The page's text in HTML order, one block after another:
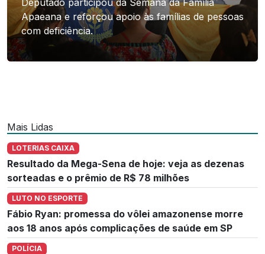
Deputado participou da Semana da Família
Apaeana e reforçou apoio às famílias de pessoas
com deficiência.
Mais Lidas
LOTERIAS CAIXA
Resultado da Mega-Sena de hoje: veja as dezenas
sorteadas e o prêmio de R$ 78 milhões
LUTO NO ESPORTE
Fábio Ryan: promessa do vôlei amazonense morre
aos 18 anos após complicações de saúde em SP
POLÍCIA